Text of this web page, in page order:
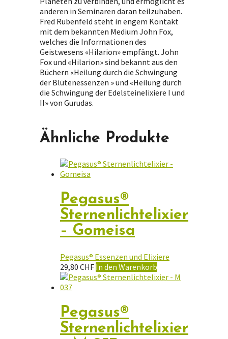
anderen in Seminaren daran teilzuhaben.
Fred Rubenfeld steht in engem Kontakt
mit dem bekannten Medium John Fox,
welches die Informationen des
Geistwesens «Hilarion» empfängt. John
Fox und «Hilarion» sind bekannt aus den
Büchern «Heilung durch die Schwingung
der Blütenessenzen » und «Heilung durch
die Schwingung der Edelsteinelixiere I und
II» von Gurudas.
Ähnliche Produkte
Pegasus®
Sternenlichtelixier
– Gomeisa
Pegasus® Essenzen und Elixiere
29,80 CHF In den Warenkorb
Pegasus®
Sternenlichtelixier